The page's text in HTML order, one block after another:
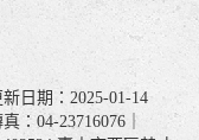
日期：2025-01-14
：04-23716076｜